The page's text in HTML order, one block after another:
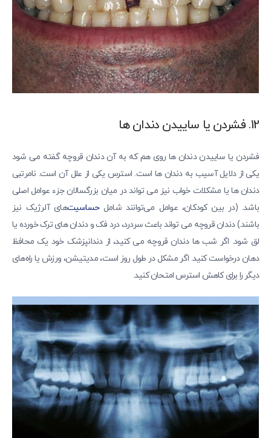
12. فشردن یا ساییدن دندان ها
فشردن یا ساییدن دندان ها روی هم که به آن دندان قروچه گفته می شود
یکی از دلایل آسیب به دندان ها است. استرس یکی از علل آن است. نامرتبی
دندان ها یا مشکلات خواب نیز می تواند در میان بزرگسالان جزء عوامل اصلی
باشد. (در بین کودکان، عوامل می‌توانند شامل حساسیت‌های آلرژیک نیز
باشند.) دندان قروچه می تواند باعث سردرد، درد فک و دندان های ترک خورده یا
لق شود. اگر شب ها دندان قروچه می کنید، از دندانپزشک خود یک محافظ
دهان درخواست کنید. اگر مشکل در طول روز است، مدیتیشن، ورزش یا راه‌های
دیگر را برای کاهش استرس امتحان کنید.